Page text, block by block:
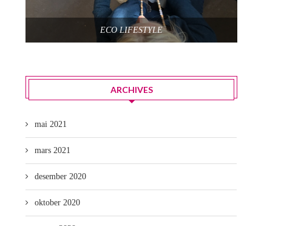
ECO LIFESTYLE
ARCHIVES
mai 2021
mars 2021
desember 2020
oktober 2020